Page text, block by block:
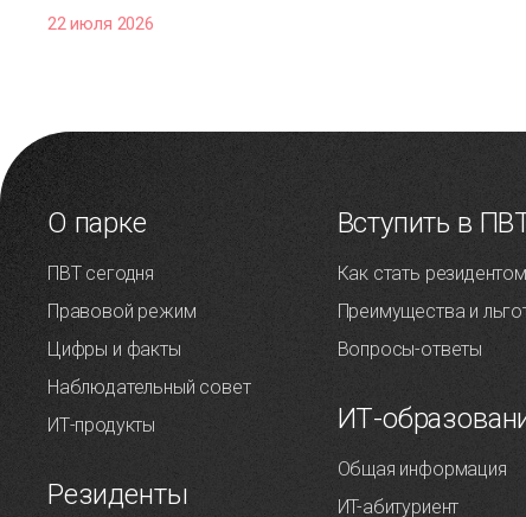
22 июля 2026
О парке
ПВТ сегодня
Правовой режим
Цифры и факты
Наблюдательный совет
ИТ-продукты
Резиденты
Вступить в
Как стать резидентом
Преимущества и
Вопросы-ответы
ИТ-
Общая информация
ИT-абитуриент